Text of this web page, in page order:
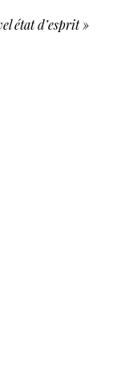
état d’esprit »